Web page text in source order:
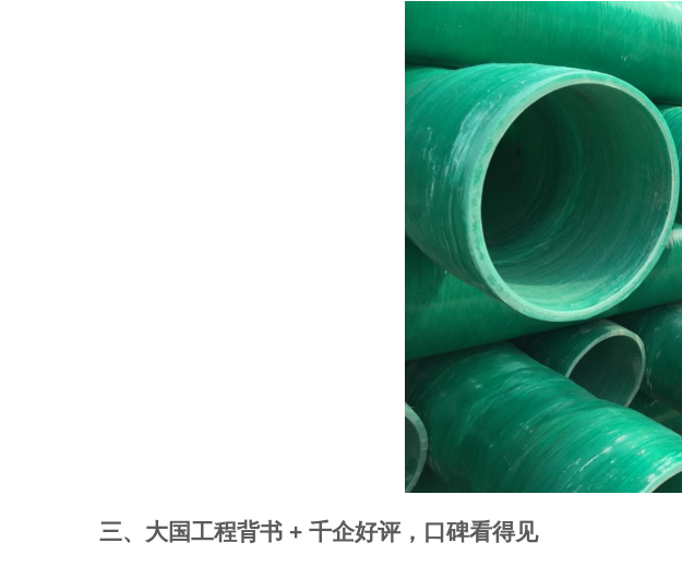
三、大国工程背书 + 千企好评，口碑看得见